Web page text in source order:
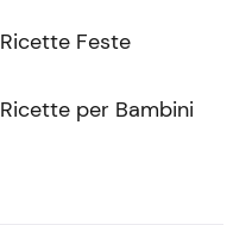
Ricette Feste
Ricette per Bambini